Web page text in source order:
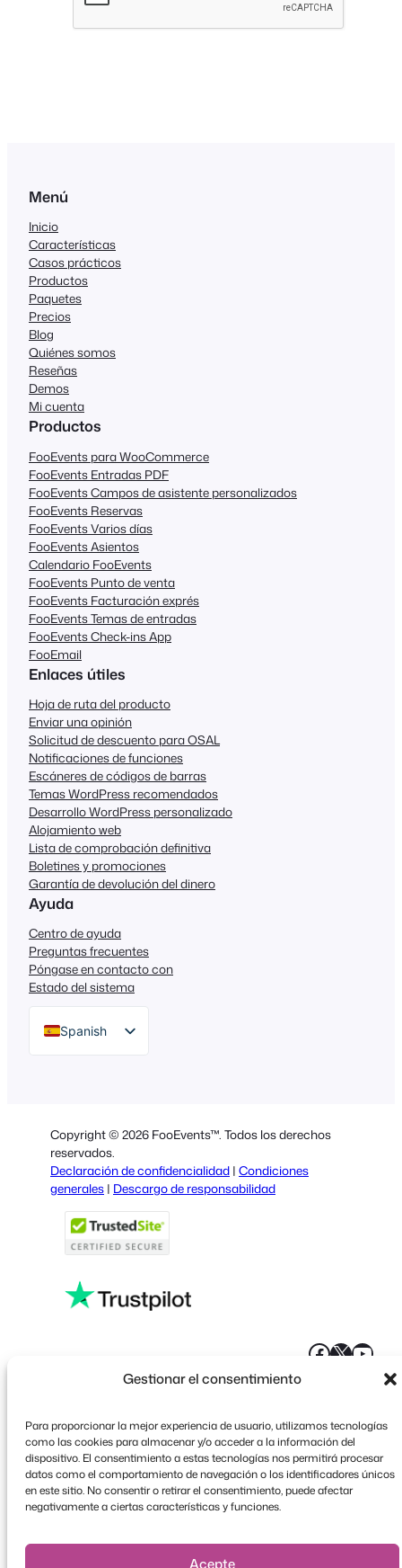
Gestionar el consentimiento
Para proporcionar la mejor experiencia de usuario, utilizamos tecnologías
como las cookies para almacenar y/o acceder a la información del
dispositivo. El consentimiento a estas tecnologías nos permitirá procesar
datos como el comportamiento de navegación o los identificadores únicos
en este sitio. No consentir o retirar el consentimiento, puede afectar
negativamente a ciertas características y funciones.
Acepte
Menú
Inicio
Características
Casos prácticos
Productos
Paquetes
Precios
Blog
Quiénes somos
Reseñas
Demos
Mi cuenta
Productos
FooEvents para WooCommerce
FooEvents Entradas PDF
FooEvents Campos de asistente personalizados
FooEvents Reservas
FooEvents Varios días
FooEvents Asientos
Calendario FooEvents
FooEvents Punto de venta
FooEvents Facturación exprés
FooEvents Temas de entradas
FooEvents Check-ins App
FooEmail
Enlaces útiles
Hoja de ruta del producto
Enviar una opinión
Solicitud de descuento para OSAL
Notificaciones de funciones
Escáneres de códigos de barras
Temas WordPress recomendados
Desarrollo WordPress personalizado
Alojamiento web
Lista de comprobación definitiva
Boletines y promociones
Garantía de devolución del dinero
Ayuda
Centro de ayuda
Preguntas frecuentes
Póngase en contacto con
Estado del sistema
Spanish
Italian
Portuguese
French
Polish
Copyright © 2026 FooEvents™. Todos los derechos
reservados.
Declaración de confidencialidad | Condiciones
generales | Descargo de responsabilidad
X